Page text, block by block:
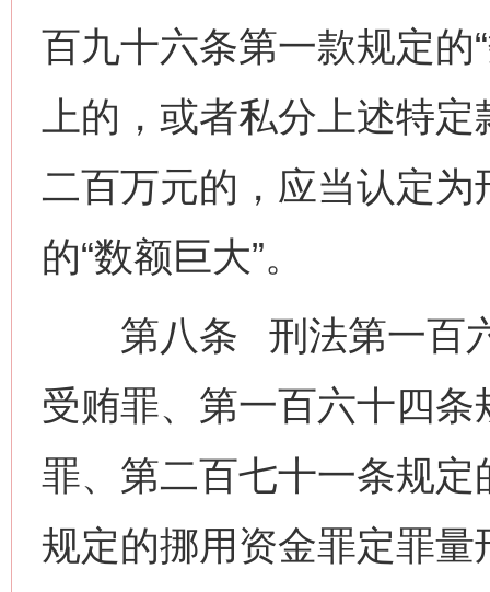
百九十六条第一款规定的
上的，或者私分上述特
二百万元的，应当认定
的“数额巨大”。
第八条 刑法第一百六
受贿罪、第一百六十四
罪、第二百七十一条规
规定的挪用资金罪定罪